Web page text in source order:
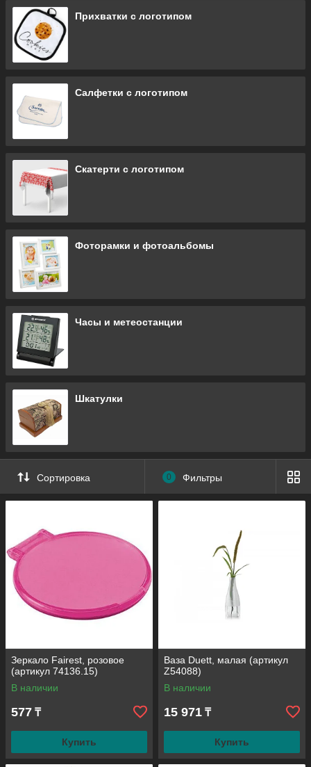
Прихватки с логотипом
Салфетки с логотипом
Скатерти с логотипом
Фоторамки и фотоальбомы
Часы и метеостанции
Шкатулки
Сортировка 0 Фильтры
Зеркало Fairest, розовое
(артикул 74136.15)
В наличии
577 ₸
Купить
Ваза Duett, малая (артикул
Z54088)
В наличии
15 971 ₸
Купить